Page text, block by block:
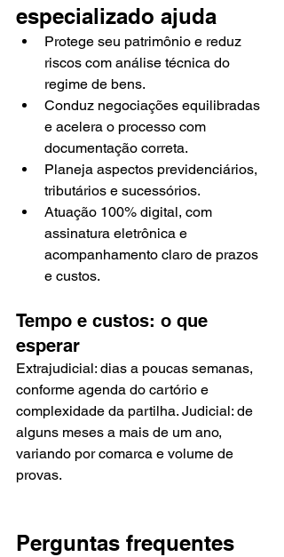
especializado ajuda
Protege seu patrimônio e reduz
riscos com análise técnica do
regime de bens.
Conduz negociações equilibradas
e acelera o processo com
documentação correta.
Planeja aspectos previdenciários,
tributários e sucessórios.
Atuação 100% digital, com
assinatura eletrônica e
acompanhamento claro de prazos
e custos.
Tempo e custos: o que
esperar
Extrajudicial: dias a poucas semanas,
conforme agenda do cartório e
complexidade da partilha. Judicial: de
alguns meses a mais de um ano,
variando por comarca e volume de
provas.
Perguntas frequentes